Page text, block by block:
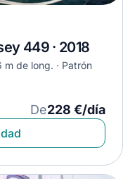
449 · 2018
m de long.
Patrón
De228 €/día